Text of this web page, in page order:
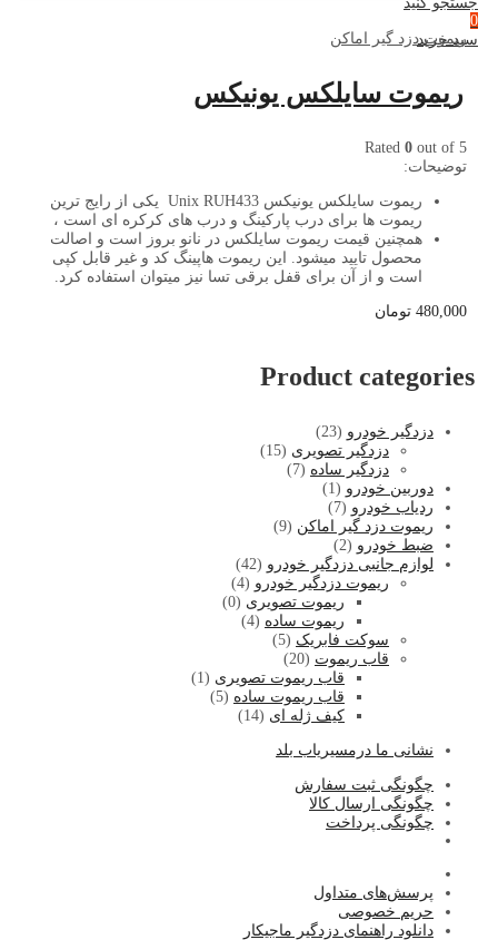
0
سبد خرید
ریموت دزد گیر اماکن
ریموت سایلکس یونیکس
Rated 0 out of 5
توضیحات:
ریموت سایلکس یونیکس Unix RUH433 یکی از رایج ترین
ریموت ها برای درب پارکینگ و درب های کرکره ای است ،
همچنین قیمت ریموت سایلکس در نانو بروز است و اصالت
محصول تایید میشود.
این ریموت هاپینگ کد و غیر قابل کپی
است و از آن برای قفل برقی تسا نیز میتوان استفاده کرد.
480,000 تومان
Product categories
دزدگیر خودرو (23)
دزدگیر تصویری (15)
دزدگیر ساده (7)
دوربین خودرو (1)
ردیاب خودرو (7)
ریموت دزد گیر اماکن (9)
ضبط خودرو (2)
لوازم جانبی دزدگیر خودرو (42)
ریموت دزدگیر خودرو (4)
ریموت تصویری (0)
ریموت ساده (4)
سوکت فابریک (5)
قاب ریموت (20)
قاب ریموت تصویری (1)
قاب ریموت ساده (5)
کیف ژله ای (14)
نشانی ما درمسیریاب بلد
چگونگی ثبت سفارش
چگونگی ارسال کالا
چگونگی پرداخت
پرسش‌های متداول
حریم خصوصی
دانلود راهنمای دزدگیر ماجیکار